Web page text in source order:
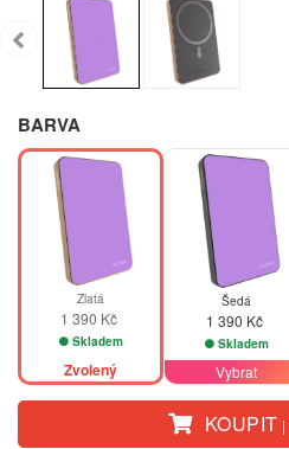
BARVA
Zlatá
1 390 Kč
Skladem
Zvolený
Šedá
1 390 Kč
Skladem
Vybrat
KOUPIT |